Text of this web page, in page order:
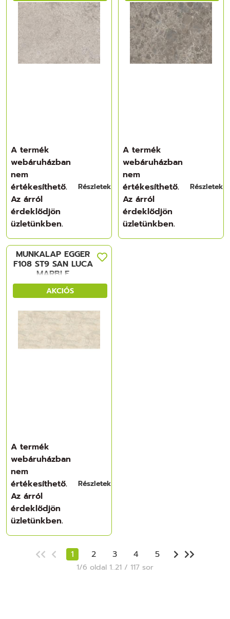
A termék
webáruházban
nem
értékesíthető.
Az árról
érdeklődjön
üzletünkben.
Részletek
A termék
webáruházban
nem
értékesíthető.
Az árról
érdeklődjön
üzletünkben.
Részletek
AKCIÓS
MUNKALAP EGGER
F108 ST9 SAN LUCA
MARBLE
4100x600x38mm
A termék
webáruházban
nem
értékesíthető.
Az árról
érdeklődjön
üzletünkben.
Részletek
1 2 3 4 5
1/6 oldal 1..21 / 117 sor